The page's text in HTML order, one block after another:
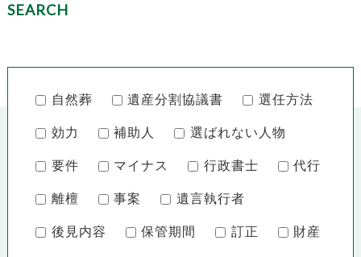
SEARCH
自然葬 遺産分割協議書 選任方法
効力 補助人 選ばれない人物
要件 マイナス 行政書士 代行
離檀 事案 遺言執行者
後見内容 保管期間 訂正 財産